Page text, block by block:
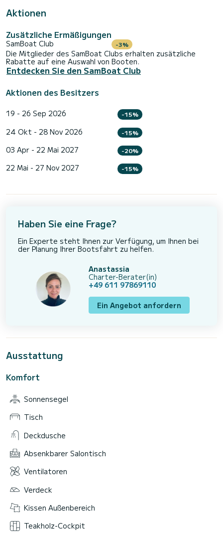
Aktionen
Zusätzliche Ermäßigungen
SamBoat Club -3%
Die Mitglieder des SamBoat Clubs erhalten zusätzliche
Rabatte auf eine Auswahl von Booten.
Entdecken Sie den SamBoat Club
Aktionen des Besitzers
19 - 26 Sep 2026 -15%
24 Okt - 28 Nov 2026 -15%
03 Apr - 22 Mai 2027 -20%
22 Mai - 27 Nov 2027 -15%
Haben Sie eine Frage?
Ein Experte steht Ihnen zur Verfügung, um Ihnen bei
der Planung Ihrer Bootsfahrt zu helfen.
Anastassia
Charter-Berater(in)
+49 611 97869110
Ein Angebot anfordern
Ausstattung
Komfort
Sonnensegel
Tisch
Deckdusche
Absenkbarer Salontisch
Ventilatoren
Verdeck
Kissen Außenbereich
Teakholz-Cockpit